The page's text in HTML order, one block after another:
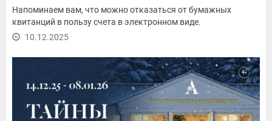
Напоминаем вам, что можно отказаться от бумажных
квитанций в пользу счета в электронном виде.
10.12.2025